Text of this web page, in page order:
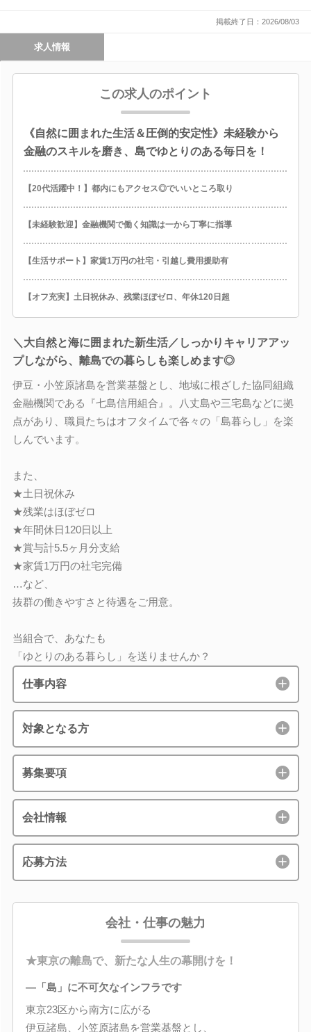
掲載終了日：2026/08/03
求人情報
この求人のポイント
《自然に囲まれた生活＆圧倒的安定性》未経験から
金融のスキルを磨き、島でゆとりのある毎日を！
【20代活躍中！】都内にもアクセス◎でいいところ取り
【未経験歓迎】金融機関で働く知識は一から丁寧に指導
【生活サポート】家賃1万円の社宅・引越し費用援助有
【オフ充実】土日祝休み、残業ほぼゼロ、年休120日超
＼大自然と海に囲まれた新生活／しっかりキャリアアッ
プしながら、離島での暮らしも楽しめます◎
伊豆・小笠原諸島を営業基盤とし、地域に根ざした協同組織
金融機関である『七島信用組合』。八丈島や三宅島などに拠
点があり、職員たちはオフタイムで各々の「島暮らし」を楽
しんでいます。
また、
★土日祝休み
★残業はほぼゼロ
★年間休日120日以上
★賞与計5.5ヶ月分支給
★家賃1万円の社宅完備
…など、
抜群の働きやすさと待遇をご用意。
当組合で、あなたも
「ゆとりのある暮らし」を送りませんか？
仕事内容
対象となる方
募集要項
会社情報
応募方法
会社・仕事の魅力
★東京の離島で、新たな人生の幕開けを！
―「島」に不可欠なインフラです
東京23区から南方に広がる
伊豆諸島、小笠原諸島を営業基盤とし、